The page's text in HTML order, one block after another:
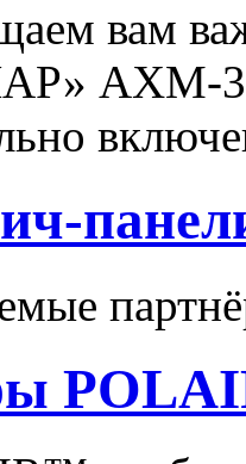
вам
АХМ-